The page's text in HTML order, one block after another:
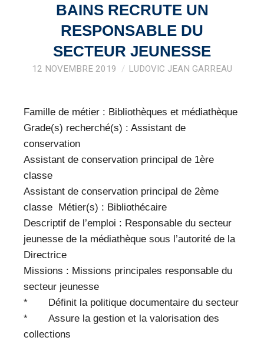
GROUPE
AGENDA
VEILLE PRO
OFFRES D’EMPLOIS
BAINS RECRUTE UN
RESPONSABLE DU
SECTEUR JEUNESSE
12 NOVEMBRE 2019 LUDOVIC JEAN GARREAU
Famille de métier : Bibliothèques et médiathèque
Grade(s) recherché(s) : Assistant de
conservation
Assistant de conservation principal de 1ère
classe
Assistant de conservation principal de 2ème
classe Métier(s) : Bibliothécaire
Descriptif de l’emploi : Responsable du secteur
jeunesse de la médiathèque sous l’autorité de la
Directrice
Missions : Missions principales responsable du
secteur jeunesse
* Définit la politique documentaire du secteur
* Assure la gestion et la valorisation des
collections